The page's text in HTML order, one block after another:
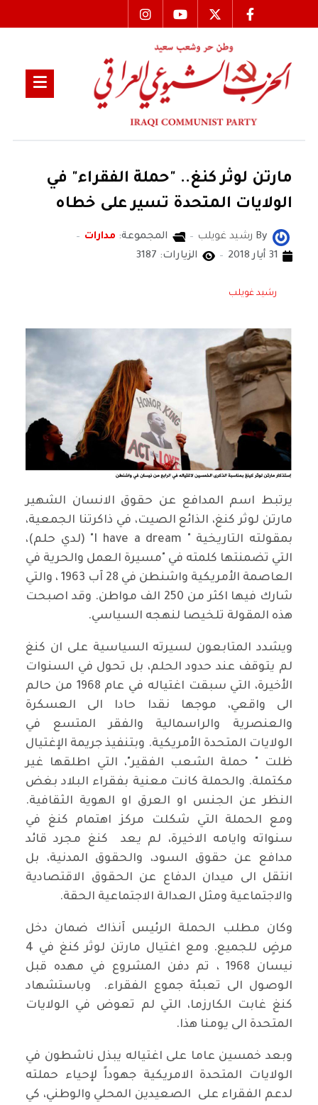
مارتن لوثر كنغ.. "حملة الفقراء" في
الولايات المتحدة تسير على خطاه
By رشيد غويلب المجموعة: مدارات
31 أيار 2018
الزيارات: 3187
رشيد غويلب
يرتبط اسم المدافع عن حقوق الانسان الشهير
مارتن لوثر كنغ، الذائع الصيت، في ذاكرتنا الجمعية،
بمقولته التاريخية " I have a dream" (لدي حلم)،
التي تضمنتها كلمته في "مسيرة العمل والحرية في
العاصمة الأمريكية واشنطن في 28 آب 1963 ، والتي
شارك فيها اكثر من 250 الف مواطن. وقد اصبحت
هذه المقولة تلخيصا لنهجه السياسي.
ويشدد المتابعون لسيرته السياسية على ان كنغ
لم يتوقف عند حدود الحلم، بل تحول في السنوات
الأخيرة، التي سبقت اغتياله في عام 1968 من حالم
الى واقعي، موجها نقدا حادا الى العسكرة
والعنصرية والراسمالية والفقر المتسع في
الولايات المتحدة الأمريكية. وبتنفيذ جريمة الإغتيال
ظلت " حملة الشعب الفقير"، التي اطلقها غير
مكتملة. والحملة كانت معنية بفقراء البلاد بغض
النظر عن الجنس او العرق او الهوية الثقافية.
ومع الحملة التي شكلت مركز اهتمام كنغ في
سنواته وايامه الاخيرة، لم يعد كنغ مجرد قائد
مدافع عن حقوق السود، والحقوق المدنية، بل
انتقل الى ميدان الدفاع عن الحقوق الاقتصادية
والاجتماعية ومثل العدالة الاجتماعية الحقة.
وكان مطلب الحملة الرئيس آنذاك ضمان دخل
مرضٍ للجميع. ومع اغتيال مارتن لوثر كنغ في 4
نيسان 1968 ، تم دفن المشروع في مهده قبل
الوصول الى تعبئة جموع الفقراء. وباستشهاد
كنغ غابت الكارزما، التي لم تعوض في الولايات
المتحدة الى يومنا هذا.
وبعد خمسين عاما على اغتياله يبذل ناشطون في
الولايات المتحدة الامريكية جهوداً لإحياء حملته
لدعم الفقراء على الصعيدين المحلي والوطني، كي